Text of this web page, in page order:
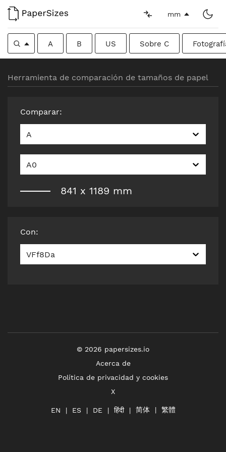
mm
A B US Sobre C
Herramienta de comparación de tamaños de papel
Comparar:
A
A0
841 x 1189 mm
Con:
VFf8Da
© 2026 papersizes.io
Acerca de
Política de privacidad y cookies
X
EN ES DE हिंदी 简体 繁體